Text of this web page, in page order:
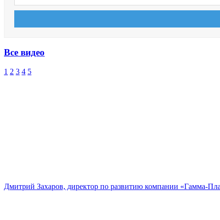
Все видео
1 2 3 4 5
Дмитрий Захаров, директор по развитию компании «Гамма-